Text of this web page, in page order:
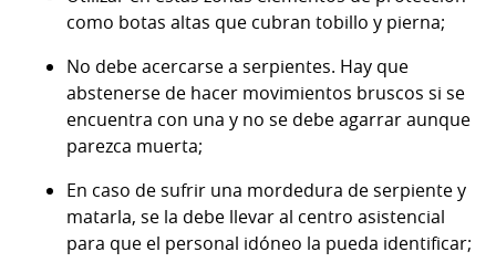
como botas altas que cubran tobillo y pierna;
No debe acercarse a serpientes. Hay que
abstenerse de hacer movimientos bruscos si se
encuentra con una y no se debe agarrar aunque
parezca muerta;
En caso de sufrir una mordedura de serpiente y
matarla, se la debe llevar al centro asistencial
para que el personal idóneo la pueda identificar;